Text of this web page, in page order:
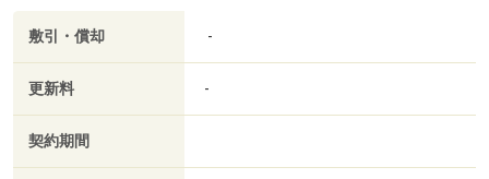
敷引・償却 -
更新料 -
契約期間